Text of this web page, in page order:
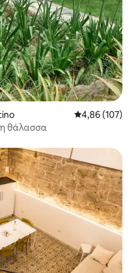
Μέση
4,86 (107)
θέα στη θάλασσα